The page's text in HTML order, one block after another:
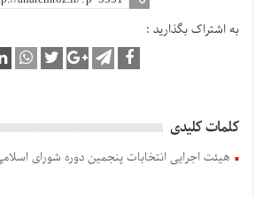
به اشتراک بگذارید :
کلمات کلیدی
هیئت اجرایی انتخابات پنجمین دوره شورای